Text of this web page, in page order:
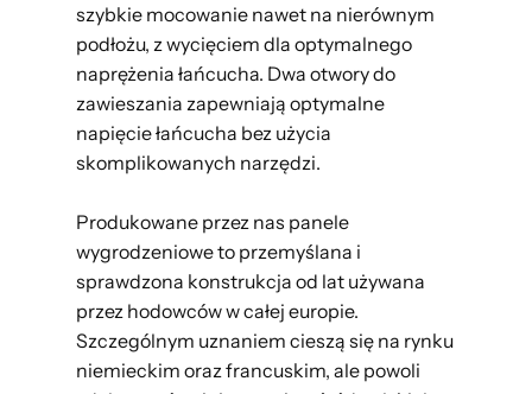
szybkie mocowanie nawet na nierównym
podłożu, z wycięciem dla optymalnego
naprężenia łańcucha. Dwa otwory do
zawieszania zapewniają optymalne
napięcie łańcucha bez użycia
skomplikowanych narzędzi.
Produkowane przez nas panele
wygrodzeniowe to przemyślana i
sprawdzona konstrukcja od lat używana
przez hodowców w całej europie.
Szczególnym uznaniem cieszą się na rynku
niemieckim oraz francuskim, ale powoli